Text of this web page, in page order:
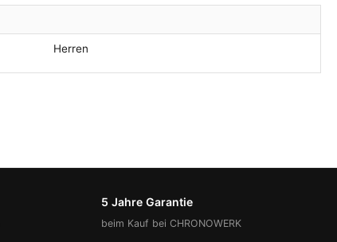
Herren
5 Jahre Garantie
beim Kauf bei CHRONOWERK